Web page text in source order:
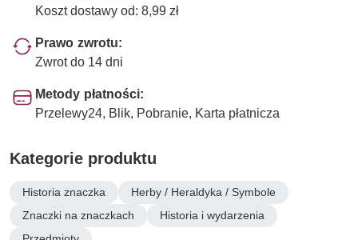
Koszt dostawy od: 8,99 zł
Prawo zwrotu:
Zwrot do 14 dni
Metody płatności:
Przelewy24, Blik, Pobranie, Karta płatnicza
Kategorie produktu
Historia znaczka
Herby / Heraldyka / Symbole
Znaczki na znaczkach
Historia i wydarzenia